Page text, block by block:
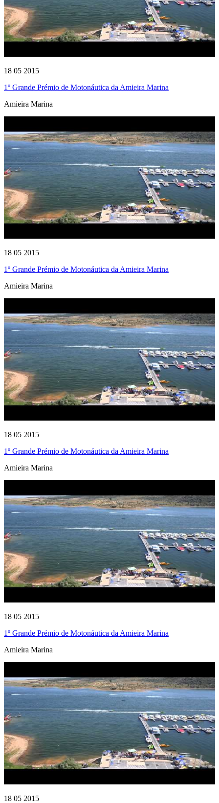
18 05 2015
1º Grande Prémio de Motonáutica da Amieira Marina
Amieira Marina
18 05 2015
1º Grande Prémio de Motonáutica da Amieira Marina
Amieira Marina
18 05 2015
1º Grande Prémio de Motonáutica da Amieira Marina
Amieira Marina
18 05 2015
1º Grande Prémio de Motonáutica da Amieira Marina
Amieira Marina
18 05 2015